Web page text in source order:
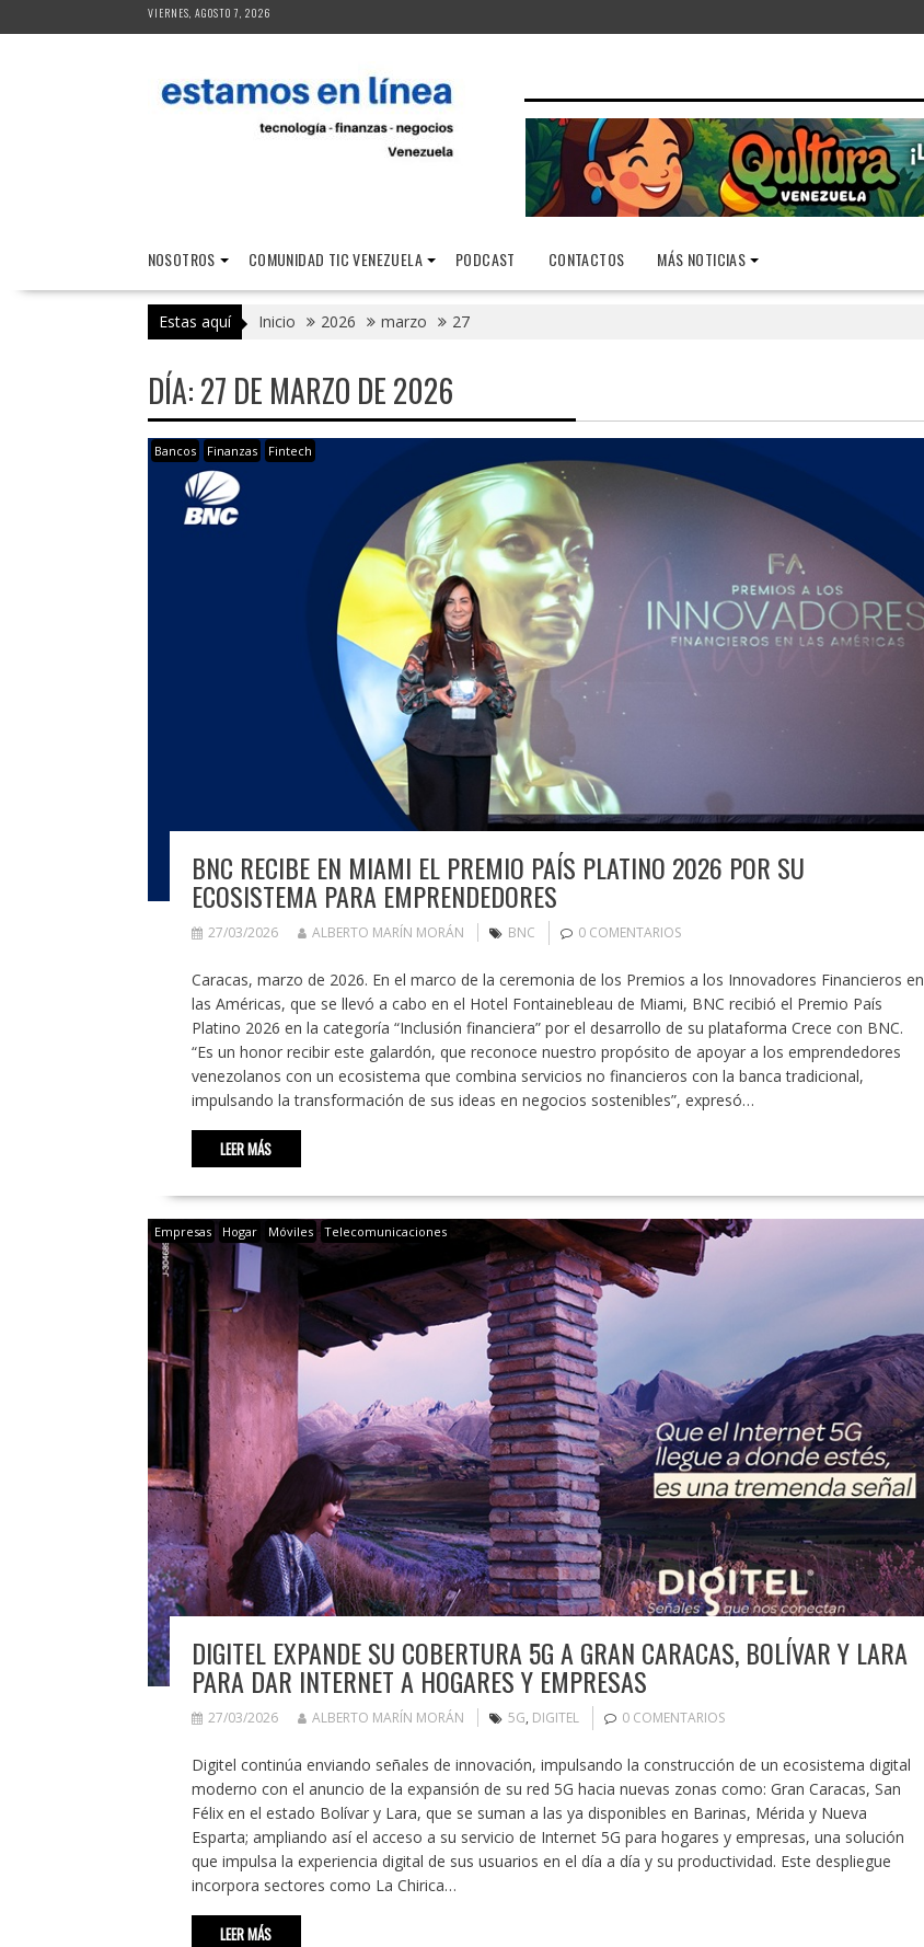
al
VIERNES, AGOSTO 7, 2026
NOSOTROS COMUNIDAD TIC VENEZUELA PODCAST CONTACTOS MÁS NOTICIAS
Estas aquí Inicio 2026 marzo 27
DÍA:27 DE MARZO DE 2026
Bancos Finanzas Fintech
BNC RECIBE EN MIAMI EL PREMIO PAÍS PLATINO 2026 POR SU
ECOSISTEMA PARA EMPRENDEDORES
27/03/2026 ALBERTO MARÍN MORÁN BNC 0 COMENTARIOS
Caracas, marzo de 2026. En el marco de la ceremonia de los Premios a los Innovadores Financieros en
las Américas, que se llevó a cabo en el Hotel Fontainebleau de Miami, BNC recibió el Premio País
Platino 2026 en la categoría “Inclusión financiera” por el desarrollo de su plataforma Crece con BNC.
“Es un honor recibir este galardón, que reconoce nuestro propósito de apoyar a los emprendedores
venezolanos con un ecosistema que combina servicios no financieros con la banca tradicional,
impulsando la transformación de sus ideas en negocios sostenibles”, expresó…
LEER MÁS
Empresas Hogar Móviles Telecomunicaciones
DIGITEL EXPANDE SU COBERTURA 5G A GRAN CARACAS, BOLÍVAR Y LARA
PARA DAR INTERNET A HOGARES Y EMPRESAS
27/03/2026 ALBERTO MARÍN MORÁN 5G, DIGITEL 0 COMENTARIOS
Digitel continúa enviando señales de innovación, impulsando la construcción de un ecosistema digital
moderno con el anuncio de la expansión de su red 5G hacia nuevas zonas como: Gran Caracas, San
Félix en el estado Bolívar y Lara, que se suman a las ya disponibles en Barinas, Mérida y Nueva
Esparta; ampliando así el acceso a su servicio de Internet 5G para hogares y empresas, una solución
que impulsa la experiencia digital de sus usuarios en el día a día y su productividad. Este despliegue
incorpora sectores como La Chirica…
LEER MÁS